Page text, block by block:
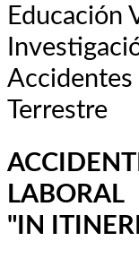
Educación
Accidentes
Terrestre
LABORAL
"IN